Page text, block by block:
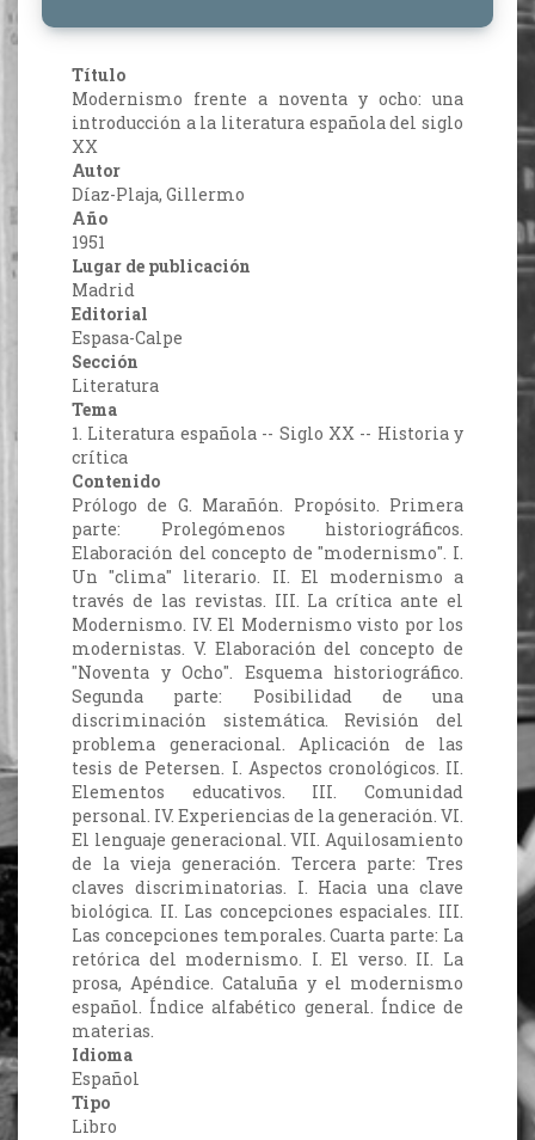
Título
Modernismo frente a noventa y ocho: una
introducción a la literatura española del siglo
XX
Autor
Díaz-Plaja, Gillermo
Año
1951
Lugar de publicación
Madrid
Editorial
Espasa-Calpe
Sección
Literatura
Tema
1. Literatura española -- Siglo XX -- Historia y
crítica
Contenido
Prólogo de G. Marañón. Propósito. Primera
parte: Prolegómenos historiográficos.
Elaboración del concepto de "modernismo". I.
Un "clima" literario. II. El modernismo a
través de las revistas. III. La crítica ante el
Modernismo. IV. El Modernismo visto por los
modernistas. V. Elaboración del concepto de
"Noventa y Ocho". Esquema historiográfico.
Segunda parte: Posibilidad de una
discriminación sistemática. Revisión del
problema generacional. Aplicación de las
tesis de Petersen. I. Aspectos cronológicos. II.
Elementos educativos. III. Comunidad
personal. IV. Experiencias de la generación. VI.
El lenguaje generacional. VII. Aquilosamiento
de la vieja generación. Tercera parte: Tres
claves discriminatorias. I. Hacia una clave
biológica. II. Las concepciones espaciales. III.
Las concepciones temporales. Cuarta parte: La
retórica del modernismo. I. El verso. II. La
prosa, Apéndice. Cataluña y el modernismo
español. Índice alfabético general. Índice de
materias.
Idioma
Español
Tipo
Libro